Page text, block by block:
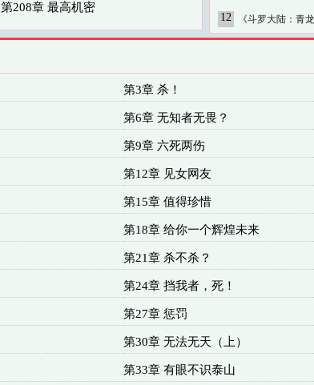
12 《斗罗大陆：青
第208章 最高机密
第3章 杀！
第6章 无知者无畏？
第9章 六死两伤
第12章 见女网友
第15章 值得珍惜
第18章 给你一个辉煌未来
第21章 杀不杀？
第24章 挡我者，死！
第27章 惩罚
第30章 无法无天（上）
第33章 有眼不识泰山